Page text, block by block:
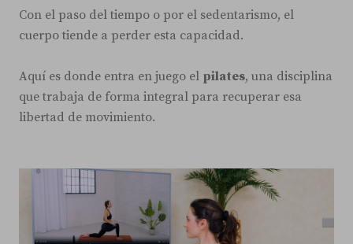
Con el paso del tiempo o por el sedentarismo, el
cuerpo tiende a perder esta capacidad.
Aquí es donde entra en juego el pilates, una disciplina
que trabaja de forma integral para recuperar esa
libertad de movimiento.